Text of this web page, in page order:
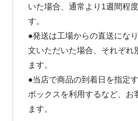
いた場合、通常より1週間程
す。
●発送は工場からの直送にな
文いただいた場合、それぞれ
ます。
●当店で商品の到着日を指定
ボックスを利用するなど、お
ます。